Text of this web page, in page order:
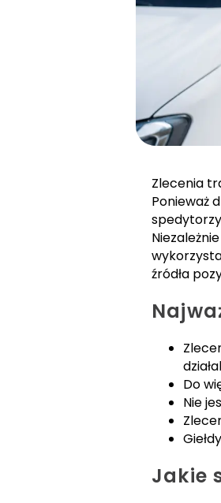
Zlecenia
Ponieważ
źródła
Do
Nie
Jakie